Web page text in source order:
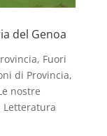
del Genoa
, Fuori
di Provincia,
nostre
Letteratura